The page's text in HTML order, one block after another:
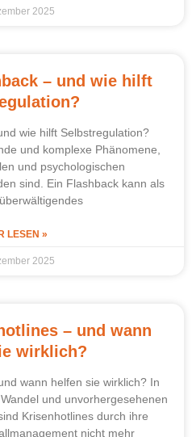
2025
– und wie hilft
wie hilft Selbstregulation?
und komplexe Phänomene,
und psychologischen
sind. Ein Flashback kann als
LESEN »
2025
– und wann
wirklich?
wann helfen sie wirklich? In
und unvorhergesehenen
Krisenhotlines durch ihre
nicht mehr